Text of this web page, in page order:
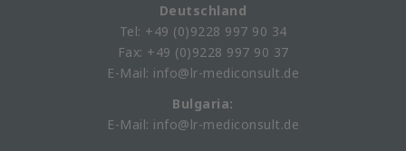
Deutschland
Tel: +49 (0)9228 997 90 34
Fax: +49 (0)9228 997 90 37
E-Mail: info@lr-mediconsult.de
Bulgaria:
E-Mail: info@lr-mediconsult.de